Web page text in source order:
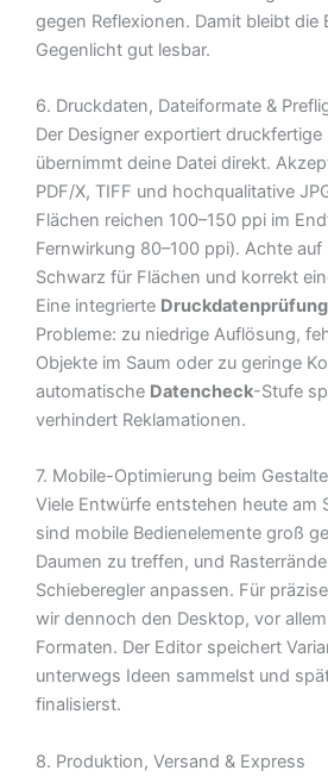
gegen Reflexionen. Damit bleibt die
Gegenlicht gut lesbar.
6. Druckdaten, Dateiformate &
Der Designer exportiert druckfertige
übernimmt deine Datei direkt.
PDF/X, TIFF und hochqualitative
Flächen reichen 100–150 ppi im
Fernwirkung 80–100 ppi). Achte
Schwarz für Flächen und korrekt
Eine integrierte Druckdatenprüfung
Probleme: zu niedrige Auflösung,
Objekte im Saum oder zu geringe
automatische Datencheck-Stufe
verhindert Reklamationen.
7. Mobile-Optimierung beim
Viele Entwürfe entstehen heute am
sind mobile Bedienelemente groß
Daumen zu treffen, und
Schieberegler anpassen. Für
wir dennoch den Desktop, vor
Formaten. Der Editor speichert
unterwegs Ideen sammelst und
finalisierst.
8. Produktion, Versand & Express